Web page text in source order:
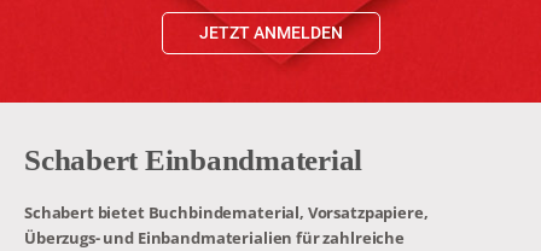
JETZT ANMELDEN
Schabert Einbandmaterial
Schabert bietet Buchbindematerial, Vorsatzpapiere,
Überzugs- und Einbandmaterialien für zahlreiche